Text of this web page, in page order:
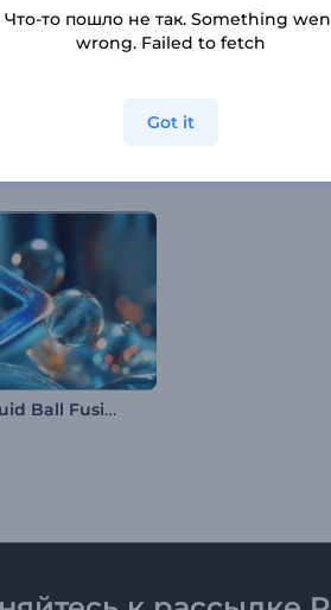
Абстрактная
Вступление к Liquid Ball Fusion
Что-то пошло не так. Something
wrong. Failed to fetch
Got it